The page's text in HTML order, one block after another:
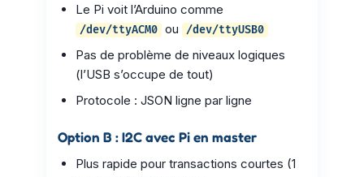
Le Pi voit l’Arduino comme
/dev/ttyACM0 ou /dev/ttyUSB0
Pas de problème de niveaux logiques
(l’USB s’occupe de tout)
Protocole : JSON ligne par ligne
Option B : I2C avec Pi en master
Plus rapide pour transactions courtes (1